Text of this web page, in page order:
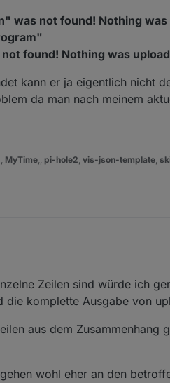
was not found! Nothing
found! Nothing was
kann er ja eigentlich nicht
da man nach meinem
, MyTime,, pi-hole2, vis-json-template,
was not found! Nothing was
"tvprogram"
not found! Nothing was uploaded
findet kann er ja eigentlich nicht
Zeilen sind würde ich
die komplette Ausgabe von
aus dem
wohl eher an den